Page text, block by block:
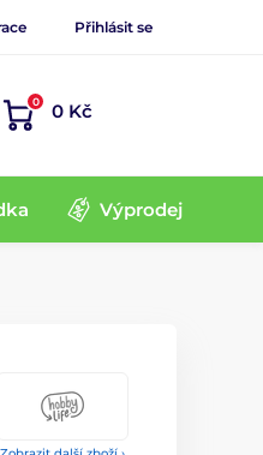
Přihlásit se
0 0 Kč
Výprodej